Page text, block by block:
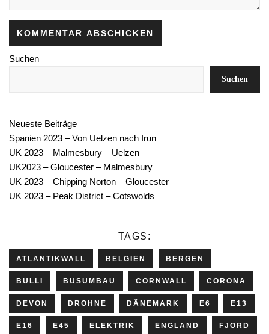
Suchen
Suchen
Neueste Beiträge
Spanien 2023 – Von Uelzen nach Irun
UK 2023 – Malmesbury – Uelzen
UK2023 – Gloucester – Malmesbury
UK 2023 – Chipping Norton – Gloucester
UK 2023 – Peak District – Cotswolds
TAGS:
ATLANTIKWALL BELGIEN BERGEN
BULLI BUSUMBAU CORNWALL CORONA
DEVON DROHNE DÄNEMARK E6 E13
E16 E45 ELEKTRIK ENGLAND FJORD